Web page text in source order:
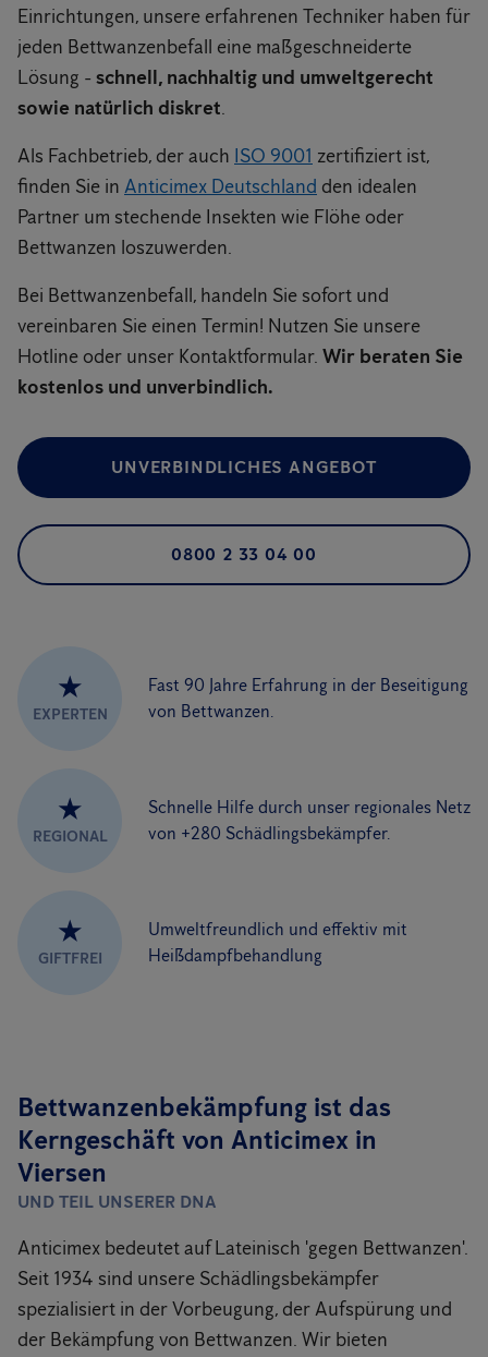
Einrichtungen, unsere erfahrenen Techniker haben für
jeden Bettwanzenbefall eine maßgeschneiderte
Lösung - schnell, nachhaltig und umweltgerecht
sowie natürlich diskret.
Als Fachbetrieb, der auch ISO 9001 zertifiziert ist,
finden Sie in Anticimex Deutschland den idealen
Partner um stechende Insekten wie Flöhe oder
Bettwanzen loszuwerden.
Bei Bettwanzenbefall, handeln Sie sofort und
vereinbaren Sie einen Termin! Nutzen Sie unsere
Hotline oder unser Kontaktformular. Wir beraten Sie
kostenlos und unverbindlich.
UNVERBINDLICHES ANGEBOT
0800 2 33 04 00
★
EXPERTEN
Fast 90 Jahre Erfahrung in der Beseitigung
von Bettwanzen.
★
REGIONAL
Schnelle Hilfe durch unser regionales Netz
von +280 Schädlingsbekämpfer.
★
GIFTFREI
Umweltfreundlich und effektiv mit
Heißdampfbehandlung
Bettwanzenbekämpfung ist das
Kerngeschäft von Anticimex in
Viersen
UND TEIL UNSERER DNA
Anticimex bedeutet auf Lateinisch 'gegen Bettwanzen'.
Seit 1934 sind unsere Schädlingsbekämpfer
spezialisiert in der Vorbeugung, der Aufspürung und
der Bekämpfung von Bettwanzen. Wir bieten